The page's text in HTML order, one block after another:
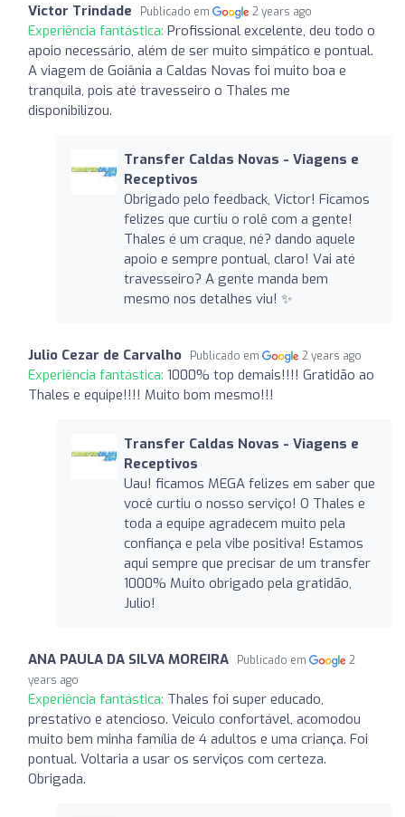
Victor Trindade Publicado em 2 years ago
Experiência fantástica: Profissional excelente, deu todo o
apoio necessário, além de ser muito simpático e pontual.
A viagem de Goiânia a Caldas Novas foi muito boa e
tranquila, pois até travesseiro o Thales me
disponibilizou.
Transfer Caldas Novas - Viagens e
Receptivos
Obrigado pelo feedback, Victor! Ficamos
felizes que curtiu o rolê com a gente!
Thales é um craque, né? dando aquele
apoio e sempre pontual, claro! Vai até
travesseiro? A gente manda bem
mesmo nos detalhes viu! ✨
Julio Cezar de Carvalho Publicado em 2 years ago
Experiência fantástica: 1000% top demais!!!! Gratidão ao
Thales e equipe!!!! Muito bom mesmo!!!
Transfer Caldas Novas - Viagens e
Receptivos
Uau! ficamos MEGA felizes em saber que
você curtiu o nosso serviço! O Thales e
toda a equipe agradecem muito pela
confiança e pela vibe positiva! Estamos
aqui sempre que precisar de um transfer
1000% Muito obrigado pela gratidão,
Julio!
ANA PAULA DA SILVA MOREIRA Publicado em
2
years ago
Experiência fantástica: Thales foi super educado,
prestativo e atencioso. Veiculo confortável, acomodou
muito bem minha família de 4 adultos e uma criança. Foi
pontual. Voltaria a usar os serviços com certeza.
Obrigada.